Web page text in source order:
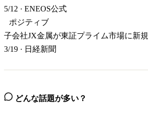
5/12 · ENEOS公式
ポジティブ
子会社JX金属が東証プライム市場に新
3/19 · 日経新聞
どんな話題が多い？